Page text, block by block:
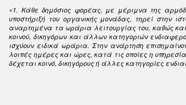
«1. Κάθε δημόσιος φορέας, με μέριμνα της
υποστήριξή του οργανικής μονάδας, τηρεί στην
αναρτημένα τα ωράρια λειτουργίας του, καθώς
κοινού, δικηγόρων και άλλων κατηγοριών
ισχύουν ειδικά ωράρια. Στην ανάρτηση
λοιπές ημέρες και ώρες, κατά τις οποίες η
δέχεται κοινό, δικηγόρους ή άλλες κατηγορίες